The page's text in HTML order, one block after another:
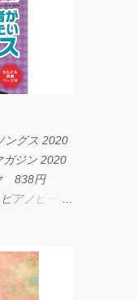
ングス 2020
ジン 2020
838円
アノピース
ピース フェ